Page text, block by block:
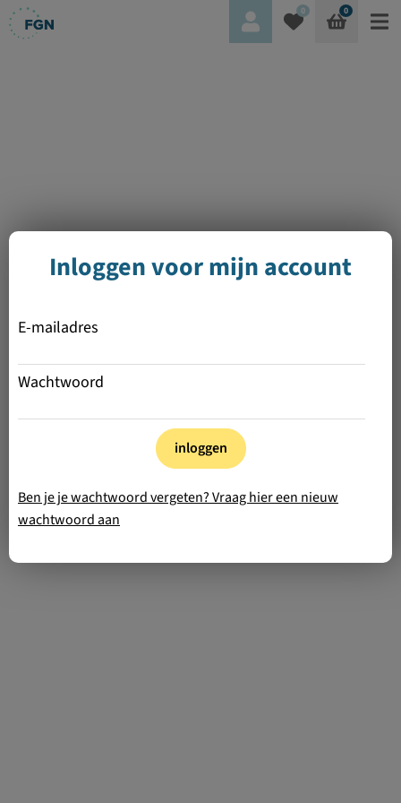
0 0
Inloggen voor mijn account
E-mailadres
Wachtwoord
inloggen
Ben je je wachtwoord vergeten? Vraag hier een nieuw
wachtwoord aan